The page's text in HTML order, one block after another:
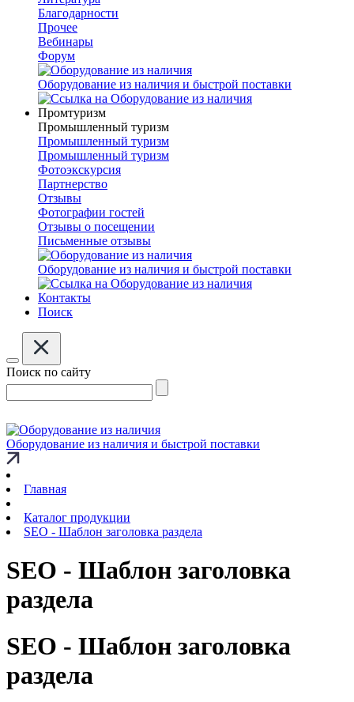
Благодарности
Прочее
Вебинары
Форум
Оборудование из наличия и быстрой поставки
Промтуризм
Промышленный туризм
Промышленный туризм
Промышленный туризм
Фотоэкскурсия
Партнерство
Отзывы
Фотографии гостей
Отзывы о посещении
Письменные отзывы
Оборудование из наличия и быстрой поставки
Контакты
Поиск
Поиск по сайту
Оборудование из наличия и быстрой поставки
Главная
Каталог продукции
SEO - Шаблон заголовка раздела
SEO - Шаблон заголовка
раздела
SEO - Шаблон заголовка
раздела